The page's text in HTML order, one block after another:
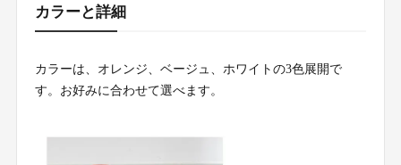
カラーと詳細
カラーは、オレンジ、ベージュ、ホワイトの3色展開で
す。お好みに合わせて選べます。